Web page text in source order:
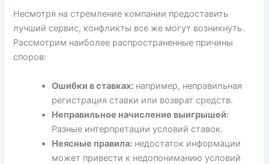
Несмотря на стремление компании предоставить
лучший сервис, конфликты все же могут возникнуть.
Рассмотрим наиболее распространенные причины
споров:
Ошибки в ставках: например, неправильная
регистрация ставки или возврат средств.
Неправильное начисление выигрышей:
Разные интерпретации условий ставок.
Неясные правила: недостаток информации
может привести к недопониманию условий